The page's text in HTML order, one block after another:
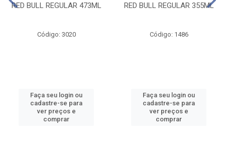
RED BULL REGULAR 473ML
Código: 3020
Faça seu login ou
cadastre-se para
ver preços e
comprar
RED BULL REGULAR 355ML
Código: 1486
Faça seu login ou
cadastre-se para
ver preços e
comprar